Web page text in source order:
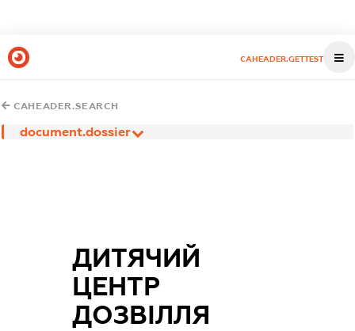
CAHEADER.GETTEST
CAHEADER.SEARCH
document.dossier
ДИТЯЧИЙ
ЦЕНТР
ДОЗВІЛЛЯ